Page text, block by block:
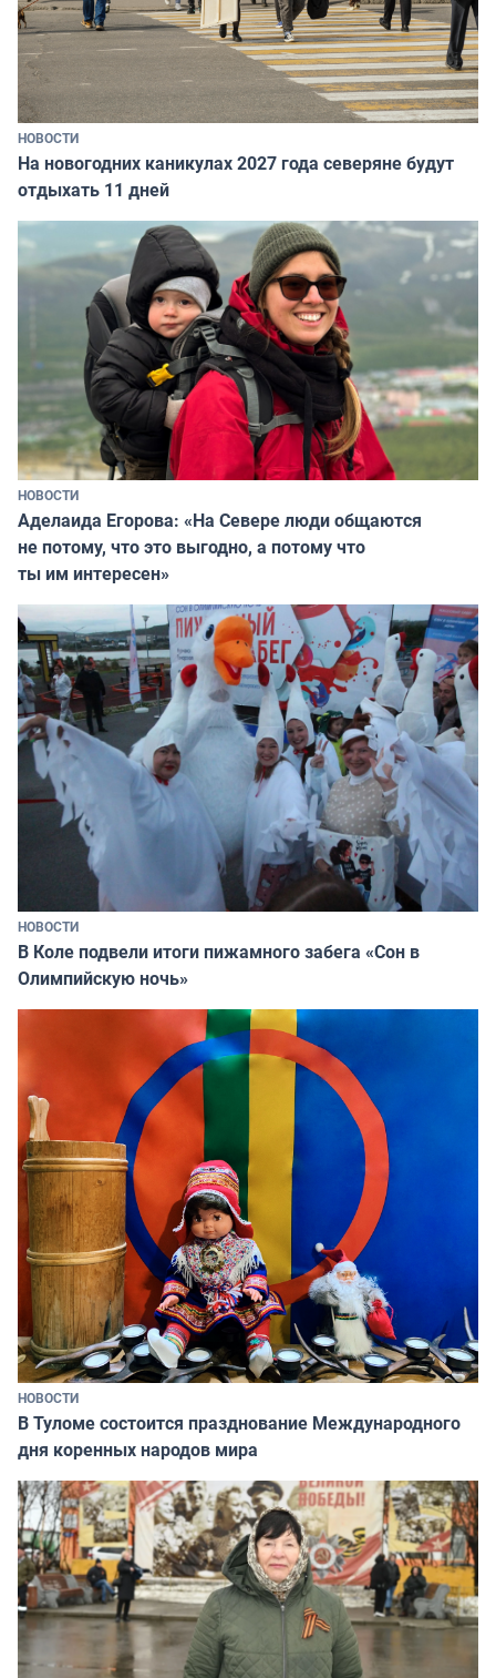
НОВОСТИ
На новогодних каникулах 2027 года северяне будут
отдыхать 11 дней
НОВОСТИ
Аделаида Егорова: «На Севере люди общаются
не потому, что это выгодно, а потому что
ты им интересен»
НОВОСТИ
В Коле подвели итоги пижамного забега «Сон в
Олимпийскую ночь»
НОВОСТИ
В Туломе состоится празднование Международного
дня коренных народов мира